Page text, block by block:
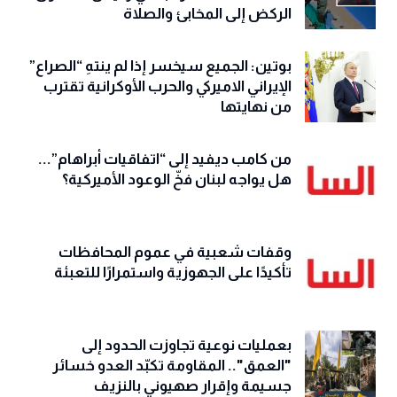
الركض إلى المخابئ والصلاة
بوتين: الجميع سيخسر إذا لم ينتهِ “الصراع”
الإيراني الاميركي والحرب الأوكرانية تقترب
من نهايتها
من كامب ديفيد إلى “اتفاقيات أبراهام”...
هل يواجه لبنان فخّ الوعود الأميركية؟
وقفات شعبية في عموم المحافظات
تأكيدًا على الجهوزية واستمرارًا للتعبئة
بعمليات نوعية تجاوزت الحدود إلى
"العمق".. المقاومة تكبّد العدو خسائر
جسيمة وإقرار صهيوني بالنزيف